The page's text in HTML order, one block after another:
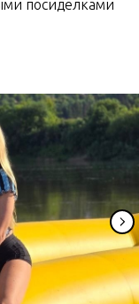
посиделками